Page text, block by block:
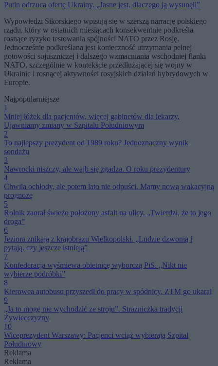
Putin odrzuca ofertę Ukrainy. „Jasne jest, dlaczego ją wysunęli”
Wypowiedzi Sikorskiego wpisują się w szerszą narrację polskiego
rządu, który w ostatnich miesiącach konsekwentnie podkreśla
rosnące ryzyko testowania spójności NATO przez Rosję.
Jednocześnie podkreślana jest konieczność utrzymania pełnej
gotowości sojuszniczej i dalszego wzmacniania wschodniej flanki
NATO, szczególnie w kontekście przedłużającej się wojny w
Ukrainie i rosnącej aktywności rosyjskich działań hybrydowych w
Europie.
Najpopularniejsze
1
Mniej łóżek dla pacjentów, więcej gabinetów dla lekarzy.
Ujawniamy zmiany w Szpitalu Południowym
2
To najlepszy prezydent od 1989 roku? Jednoznaczny wynik
sondażu
3
Nawrocki niszczy, ale wajb się zgadza. O roku prezydentury
4
Chwila ochłody, ale potem lato nie odpuści. Mamy nową wakacyjną
prognozę
5
Rolnik zaorał świeżo położony asfalt na ulicy. „Twierdzi, że to jego
droga”
6
Jeziora znikają z krajobrazu Wielkopolski. „Ludzie dzwonią i
pytają, czy jeszcze istnieją”
7
Konfederacja wyśmiewa obietnicę wyborczą PiS. „Nikt nie
wybierze podróbki”
8
Kierowca autobusu przyszedł do pracy w spódnicy. ZTM go ukarał
9
„Ja to mogę nie wychodzić ze stroju”. Strażniczka tradycji
Żywiecczyzny
10
Wiceprezydent Warszawy: Pacjenci wciąż wybierają Szpital
Południowy
Reklama
Reklama